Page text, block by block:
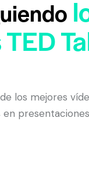
los mejores